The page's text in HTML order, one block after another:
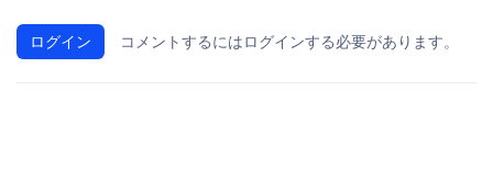
ログイン コメントするにはログインする必要があります。